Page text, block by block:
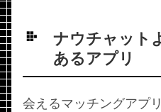
ナウチャット
あるアプリ
会えるマッチングアプ